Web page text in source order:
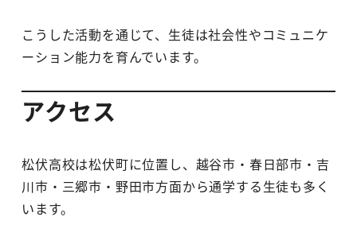
こうした活動を通じて、生徒は社会性やコミュニケ
ーション能力を育んでいます。
アクセス
松伏高校は松伏町に位置し、越谷市・春日部市・吉
川市・三郷市・野田市方面から通学する生徒も多く
います。